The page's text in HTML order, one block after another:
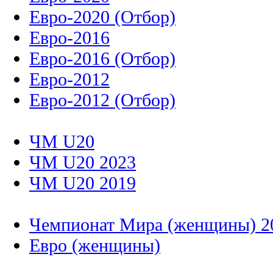
Евро-2020 (Отбор)
Евро-2016
Евро-2016 (Отбор)
Евро-2012
Евро-2012 (Отбор)
ЧМ U20
ЧМ U20 2023
ЧМ U20 2019
Чемпионат Мира (женщины)
Евро (женщины)